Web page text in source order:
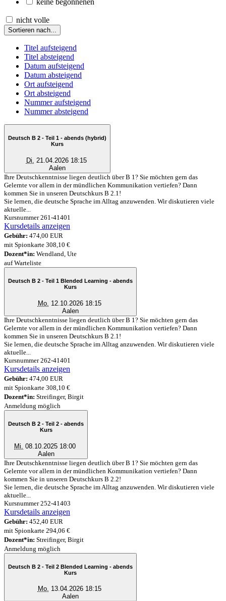
nicht volle
Sortieren nach...
Titel aufsteigend
Titel absteigend
Datum aufsteigend
Datum absteigend
Ort aufsteigend
Ort absteigend
Nummer aufsteigend
Nummer absteigend
Deutsch B 2 - Teil 1 - abends (hybrid)
Kurs
Di.
21.04.2026 18:15
Aalen
Ihre Deutschkenntnisse liegen deutlich über B 1? Sie möchten gern das
Gelernte vor allem in der mündlichen Kommunikation vertiefen? Dann
kommen Sie in unseren Deutschkurs B 2.1!
Sie lernen, die deutsche Sprache im Alltag anzuwenden. Wir diskutieren viele
aktuelle...
Kursnummer 261-41401
Kursdetails anzeigen
Gebühr: 474,00 EUR
mit Spionkarte 308,10 €
Dozent*in: Wendland, Ute
auf Warteliste
Deutsch B 2 - Teil 1 Blended Learning - abends
Kurs
Mo. 12.10.2026 18:15
Aalen
Ihre Deutschkenntnisse liegen deutlich über B 1? Sie möchten gern das
Gelernte vor allem in der mündlichen Kommunikation vertiefen? Dann
kommen Sie in unseren Deutschkurs B 2.1!
Sie lernen, die deutsche Sprache im Alltag anzuwenden. Wir diskutieren viele
aktuelle...
Kursnummer 262-41401
Kursdetails anzeigen
Gebühr: 474,00 EUR
mit Spionkarte 308,10 €
Dozent*in: Streifinger, Birgit
Anmeldung möglich
Deutsch B 2 - Teil 2 - abends
Kurs
Mi. 08.10.2025 18:00
Aalen
Ihre Deutschkenntnisse liegen deutlich über B 1? Sie möchten gern das
Gelernte vor allem in der mündlichen Kommunikation vertiefen? Dann
kommen Sie in unseren Deutschkurs B 2.2!
Sie lernen, die deutsche Sprache im Alltag anzuwenden. Wir diskutieren viele
aktuelle...
Kursnummer 252-41403
Kursdetails anzeigen
Gebühr: 452,40 EUR
mit Spionkarte 294,06 €
Dozent*in: Streifinger, Birgit
Anmeldung möglich
Deutsch B 2 - Teil 2 Blended Learning - abends
Kurs
Mo. 13.04.2026 18:15
Aalen